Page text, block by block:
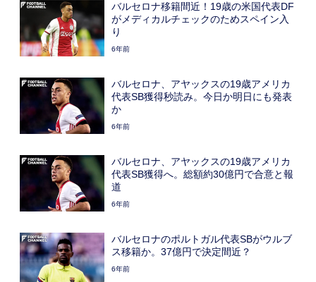
バルセロナ移籍間近！19歳の米国代表DF
がメディカルチェックのためスペイン入
り
6年前
バルセロナ、アヤックスの19歳アメリカ
代表SB獲得秒読み。今日か明日にも発表
か
6年前
バルセロナ、アヤックスの19歳アメリカ
代表SB獲得へ。総額約30億円で合意と報
道
6年前
バルセロナのポルトガル代表SBがウルブ
ス移籍か。37億円で決定間近？
6年前